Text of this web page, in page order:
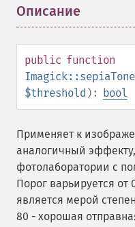
Описание
public function
$threshold ): bool
Применяет к
аналогичный
фотолаборатории с
Порог варьируется от
является мерой
80 - хорошая
embossImage
equalizeImage
evaluateImage
exportImagePixels
floodFillPaintImage
flopImage
frameImage
functionImage
fxImage